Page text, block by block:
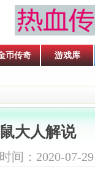
币传奇 游戏库
鼠大人解说
间：2020-07-